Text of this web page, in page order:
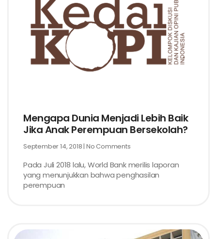
Mengapa Dunia Menjadi Lebih Baik
Jika Anak Perempuan Bersekolah?
September 14, 2018 No Comments
Pada Juli 2018 lalu, World Bank merilis laporan
yang menunjukkan bahwa penghasilan
perempuan